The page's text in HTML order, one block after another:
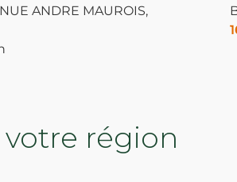
ANDRE MAUROIS,
région